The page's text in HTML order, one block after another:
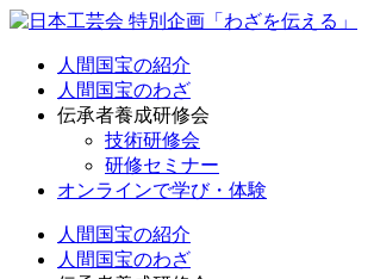
人間国宝の紹介
人間国宝のわざ
伝承者養成研修会
技術研修会
研修セミナー
オンラインで学び・体験
人間国宝の紹介
人間国宝のわざ